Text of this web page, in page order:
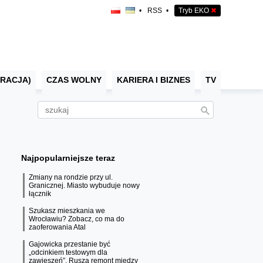
• RSS • Tryb EKO ✖
CZAS WOLNY KARIERA I BIZNES TV
Najpopularniejsze teraz
Zmiany na rondzie przy ul.
Granicznej. Miasto wybuduje nowy
łącznik
Szukasz mieszkania we
Wrocławiu? Zobacz, co ma do
zaoferowania Atal
Gajowicka przestanie być
„odcinkiem testowym dla
zawieszeń”. Rusza remont między